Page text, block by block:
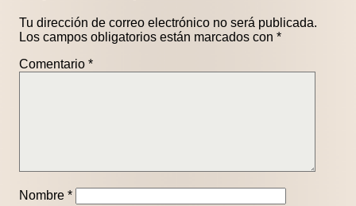
Tu dirección de correo electrónico no será publicada.
Los campos obligatorios están marcados con *
Comentario *
Nombre *